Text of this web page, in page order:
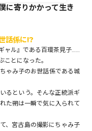
に寄りかかって生き
話係に!?
ャル』である百環茶見子……
とになった。
ゃみ子のお世話係である城
るという。そんな正統派ギ
た朔は一瞬で気に入られて
、宮古島の撮影にちゃみ子